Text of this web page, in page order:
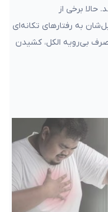
حالا برخی از
به رفتارهای تکانه‌ای
بی‌رویه الکل، کشیدن